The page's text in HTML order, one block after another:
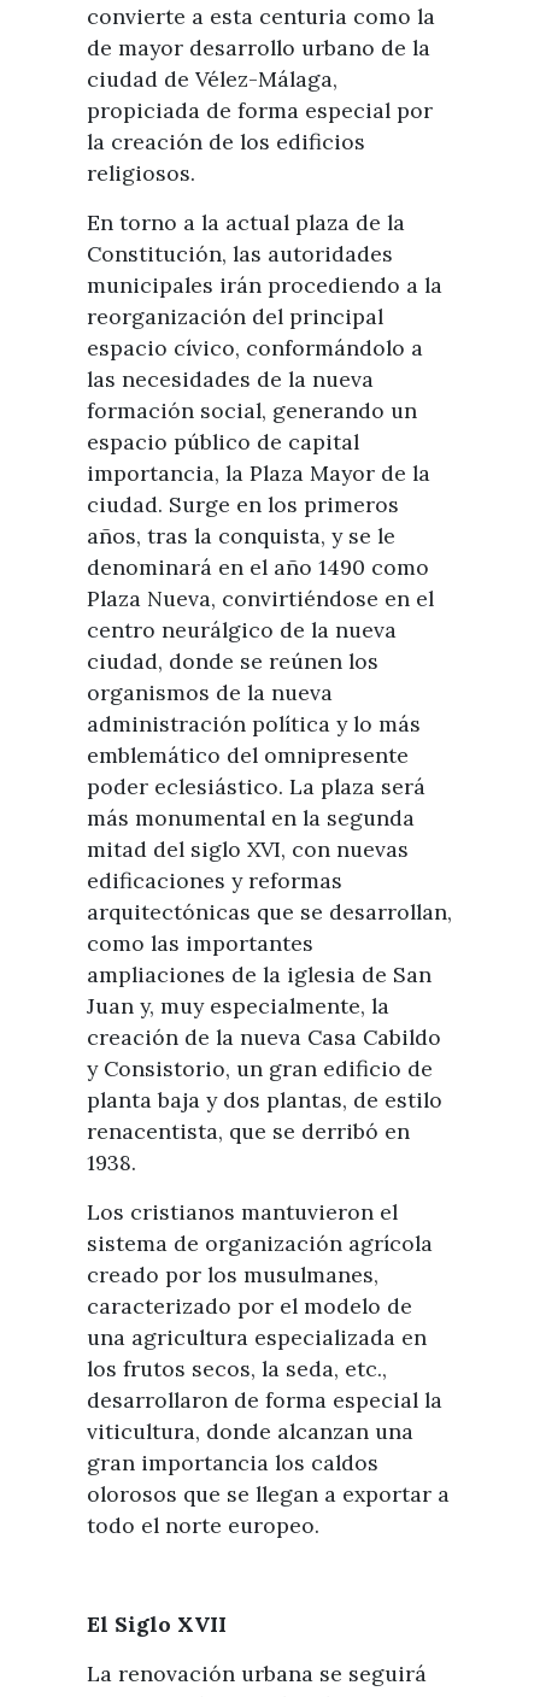
convierte a esta centuria como la
de mayor desarrollo urbano de la
ciudad de Vélez-Málaga,
propiciada de forma especial por
la creación de los edificios
religiosos.
En torno a la actual plaza de la
Constitución, las autoridades
municipales irán procediendo a la
reorganización del principal
espacio cívico, conformándolo a
las necesidades de la nueva
formación social, generando un
espacio público de capital
importancia, la Plaza Mayor de la
ciudad. Surge en los primeros
años, tras la conquista, y se le
denominará en el año 1490 como
Plaza Nueva, convirtiéndose en el
centro neurálgico de la nueva
ciudad, donde se reúnen los
organismos de la nueva
administración política y lo más
emblemático del omnipresente
poder eclesiástico. La plaza será
más monumental en la segunda
mitad del siglo XVI, con nuevas
edificaciones y reformas
arquitectónicas que se desarrollan,
como las importantes
ampliaciones de la iglesia de San
Juan y, muy especialmente, la
creación de la nueva Casa Cabildo
y Consistorio, un gran edificio de
planta baja y dos plantas, de estilo
renacentista, que se derribó en
1938.
Los cristianos mantuvieron el
sistema de organización agrícola
creado por los musulmanes,
caracterizado por el modelo de
una agricultura especializada en
los frutos secos, la seda, etc.,
desarrollaron de forma especial la
viticultura, donde alcanzan una
gran importancia los caldos
olorosos que se llegan a exportar a
todo el norte europeo.
El Siglo XVII
La renovación urbana se seguirá